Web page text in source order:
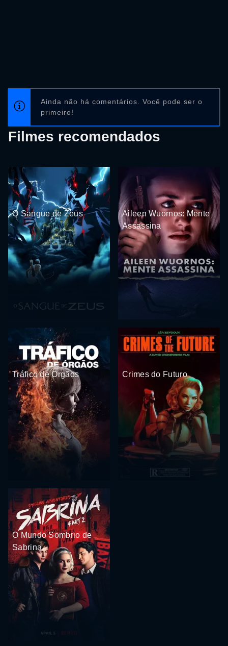
Ainda não há comentários. Você pode ser o
primeiro!
Filmes recomendados
O Sangue de Zeus
Aileen Wuornos: Mente
Assassina
Tráfico de Orgãos Crimes do Futuro
O Mundo Sombrio de
Sabrina